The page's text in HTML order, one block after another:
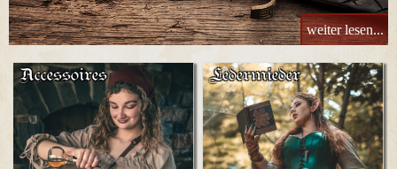
weiter lesen...
Accessoires Ledermieder